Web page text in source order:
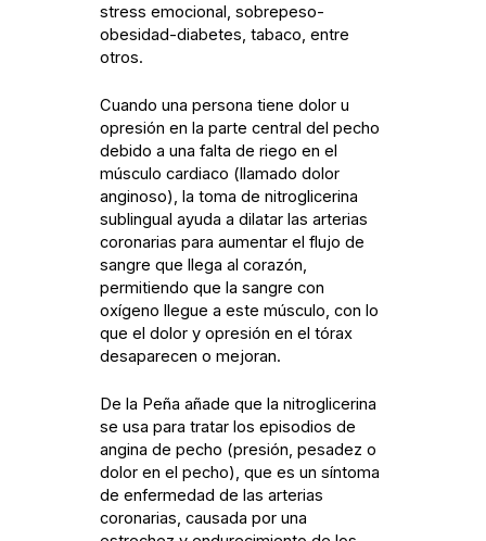
stress emocional, sobrepeso-
obesidad-diabetes, tabaco, entre
otros.
Cuando una persona tiene dolor u
opresión en la parte central del pecho
debido a una falta de riego en el
músculo cardiaco (llamado dolor
anginoso), la toma de nitroglicerina
sublingual ayuda a dilatar las arterias
coronarias para aumentar el flujo de
sangre que llega al corazón,
permitiendo que la sangre con
oxígeno llegue a este músculo, con lo
que el dolor y opresión en el tórax
desaparecen o mejoran.
De la Peña añade que la nitroglicerina
se usa para tratar los episodios de
angina de pecho (presión, pesadez o
dolor en el pecho), que es un síntoma
de enfermedad de las arterias
coronarias, causada por una